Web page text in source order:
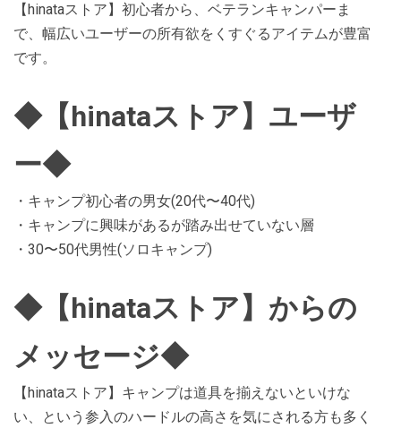
【hinataストア】初心者から、ベテランキャンパーま
で、幅広いユーザーの所有欲をくすぐるアイテムが豊富
です。
◆【hinataストア】ユーザ
ー◆
・キャンプ初心者の男女(20代〜40代)
・キャンプに興味があるが踏み出せていない層
・30〜50代男性(ソロキャンプ)
◆【hinataストア】からの
メッセージ◆
【hinataストア】キャンプは道具を揃えないといけな
い、という参入のハードルの高さを気にされる方も多く